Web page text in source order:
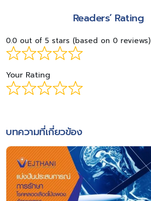
Readers’ Rating
0.0 out of 5 stars (based on 0 reviews)
Your Rating
บทความที่เกี่ยวข้อง